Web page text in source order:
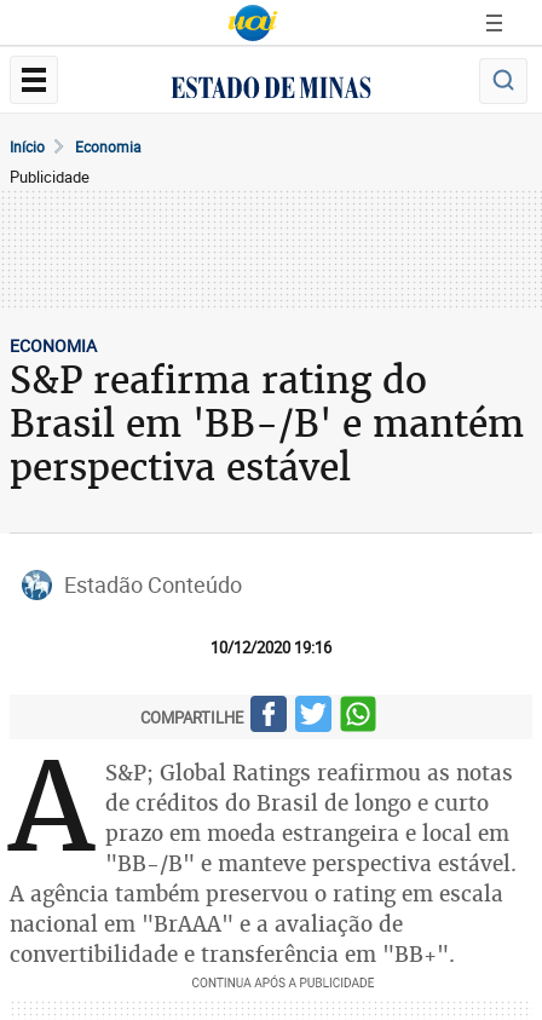
Início Economia
Publicidade
ECONOMIA
S&P reafirma rating do
Brasil em 'BB-/B' e mantém
perspectiva estável
Estadão Conteúdo
10/12/2020 19:16
COMPARTILHE
A S&P; Global Ratings reafirmou as notas
de créditos do Brasil de longo e curto
prazo em moeda estrangeira e local em
"BB-/B" e manteve perspectiva estável.
A agência também preservou o rating em escala
nacional em "BrAAA" e a avaliação de
convertibilidade e transferência em "BB+".